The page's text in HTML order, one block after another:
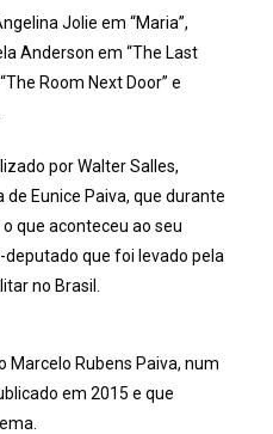
Jolie em “Maria”,
Anderson em “The Last
Room Next Door” e
por Walter Salles,
Eunice Paiva, que durante
que aconteceu ao seu
que foi levado pela
no Brasil.
Marcelo Rubens Paiva, num
em 2015 e que